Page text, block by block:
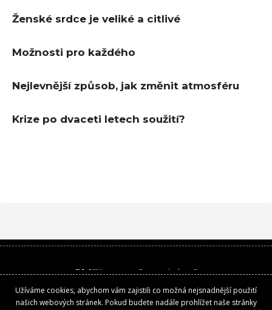
Ženské srdce je veliké a citlivé
Možnosti pro každého
Nejlevnější způsob, jak změnit atmosféru
Krize po dvaceti letech soužití?
GirlTime.czCopyright ©
Kontakt
Užíváme cookies, abychom vám zajistili co možná nejsnadnější použití
našich webových stránek. Pokud budete nadále prohlížet naše stránky